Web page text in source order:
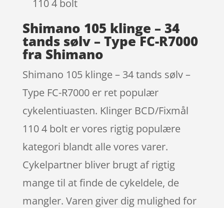
110 4 bolt
Shimano 105 klinge – 34
tands sølv – Type FC-R7000
fra Shimano
Shimano 105 klinge – 34 tands sølv –
Type FC-R7000 er ret populær
cykelentiuasten. Klinger BCD/Fixmål
110 4 bolt er vores rigtig populære
kategori blandt alle vores varer.
Cykelpartner bliver brugt af rigtig
mange til at finde de cykeldele, de
mangler. Varen giver dig mulighed for